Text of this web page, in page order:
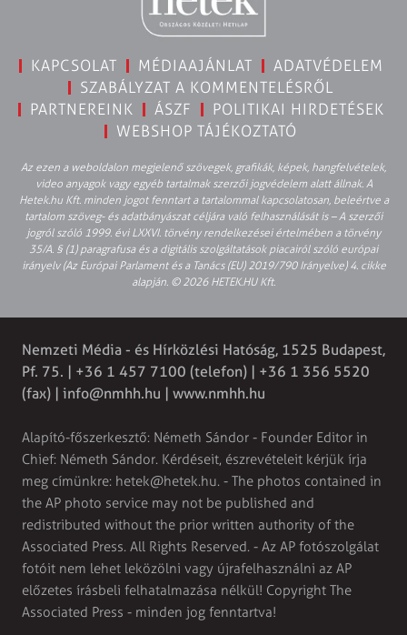
KAPCSOLAT MÉDIAAJÁNLAT
ADATVÉDELEM
SZABÁLYZAT A KOMMENTELÉSRŐL
PARTNEREINK
ÁSZF
POLITIKAI HIRDETÉSEK
WEBSHOP TÁJÉKOZTATÓ
Az ezen a weboldalon megjelenő szövegek, grafikák, képek, hangfelvételek,
video anyagok vagy egyéb tartalmak szerzői jogvédelem alatt állnak. A
Hetek.hu Kft. minden jogot fenntart a tartalommal kapcsolatosan, beleértve a
tartalom szöveg- és adatbányászat céljára való felhasználását is – A szerzői
jogról szóló 1999. évi LXXVI. törvény rendelkezései értelmében a törvény
35/A. § (1) paragrafusa és a digitális szolgáltatások piacairól szóló európai
irányelv (Az Európai Parlament és a Tanács (EU) 2019/790 Irányelve) 4. cikke
alapján. © 2026 HETEK.HU Kft.
Nemzeti Média - és Hírközlési Hatóság, 1525 Budapest,
Pf. 75. | +36 1 457 7100 (telefon) | +36 1 356 5520
(fax) | info@nmhh.hu | www.nmhh.hu
Alapító-főszerkesztő: Németh Sándor - Founder Editor in
Chief: Németh Sándor. Kérdéseit, észrevételeit kérjük írja
meg címünkre: hetek@hetek.hu. - The photos contained in
the AP photo service may not be published and
redistributed without the prior written authority of the
Associated Press. All Rights Reserved. - Az AP fotószolgálat
fotóit nem lehet leközölni vagy újrafelhasználni az AP
előzetes írásbeli felhatalmazása nélkül! Copyright The
Associated Press - minden jog fenntartva!